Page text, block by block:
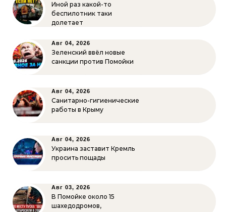
Иной раз какой-то
беспилотник таки
долетает
Авг 04, 2026
Зеленский ввёл новые
санкции против Помойки
Авг 04, 2026
Санитарно-гигиенические
работы в Крыму
Авг 04, 2026
Украина заставит Кремль
просить пощады
Авг 03, 2026
В Помойке около 15
шахедодромов,